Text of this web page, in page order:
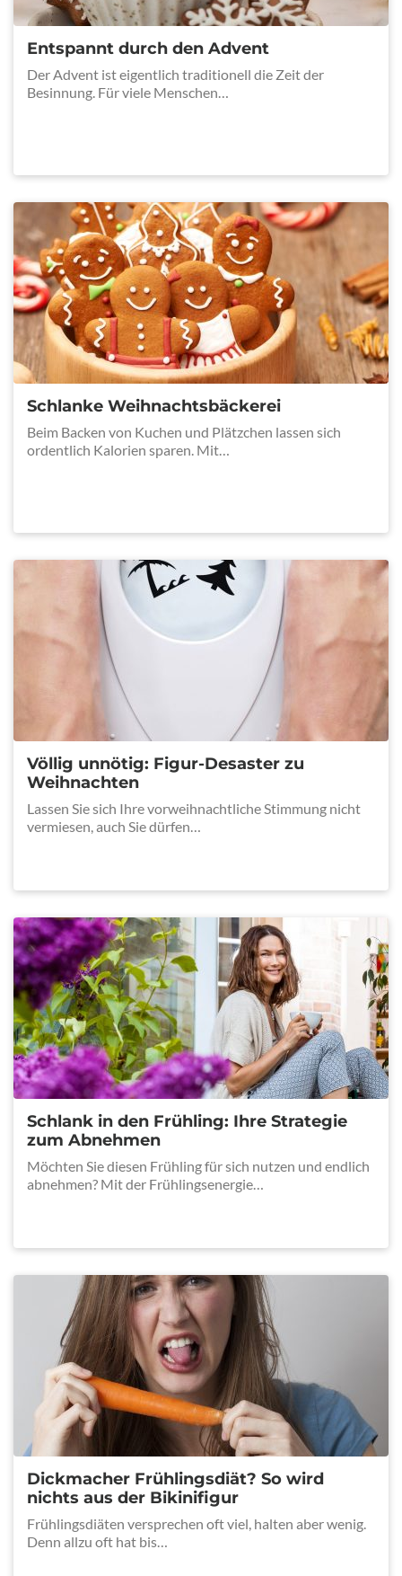
Entspannt durch den Advent
Der Advent ist eigentlich traditionell die Zeit der
Besinnung. Für viele Menschen…
Schlanke Weihnachtsbäckerei
Beim Backen von Kuchen und Plätzchen lassen sich
ordentlich Kalorien sparen. Mit…
Völlig unnötig: Figur-Desaster zu
Weihnachten
Lassen Sie sich Ihre vorweihnachtliche Stimmung nicht
vermiesen, auch Sie dürfen…
Schlank in den Frühling: Ihre Strategie
zum Abnehmen
Möchten Sie diesen Frühling für sich nutzen und endlich
abnehmen? Mit der Frühlingsenergie…
Dickmacher Frühlingsdiät? So wird
nichts aus der Bikinifigur
Frühlingsdiäten versprechen oft viel, halten aber wenig.
Denn allzu oft hat bis…